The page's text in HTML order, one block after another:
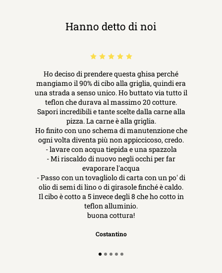
Hanno detto di noi
Ho deciso di prendere questa ghisa perché
mangiamo il 90% di cibo alla griglia, quindi era
una strada a senso unico. Ho buttato via tutto il
teflon che durava al massimo 20 cotture.
Sapori incredibili e tante scelte dalla carne alla
pizza. La carne è alla griglia.
Ho finito con uno schema di manutenzione che
ogni volta diventa più non appiccicoso, credo.
- lavare con acqua tiepida e una spazzola
- Mi riscaldo di nuovo negli occhi per far
evaporare l'acqua
- Passo con un tovagliolo di carta con un po' di
olio di semi di lino o di girasole finché è caldo.
Il cibo è cotto a 5 invece degli 8 che ho cotto in
teflon alluminio.
buona cottura!
Costantino